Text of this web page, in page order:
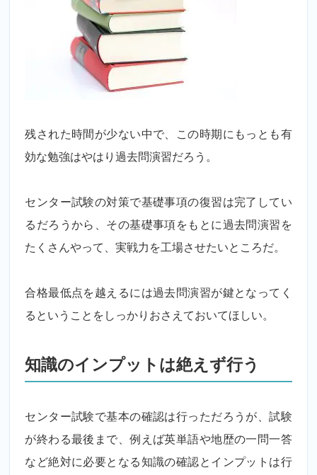
残された時間が少ない中で、この時期にもっとも有
効な勉強はやはり過去問演習だろう。
センター試験の対策で基礎事項の復習は完了してい
るだろうから、その基礎事項をもとに過去問演習を
たくさんやって、実戦力を工場させたいところだ。
合格最低点を越えるには過去問演習が鍵となってく
るということをしっかりおさえておいてほしい。
知識のインプットは絶えず行う
センター試験で基本の確認は行っただろうが、試験
が終わる最後まで、例えば英単語や地歴の一問一答
など絶対に必要となる知識の確認とインプットは行